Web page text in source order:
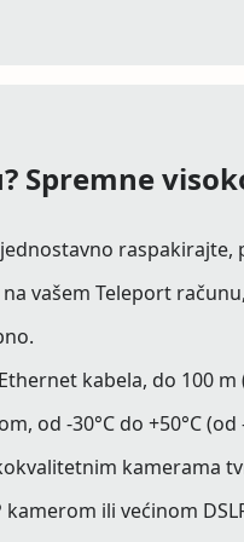
Spremne
raspakirajte,
vašem Teleport
kabela, do 100
od -30°C do +50°C
kamerama
kamerom ili većinom